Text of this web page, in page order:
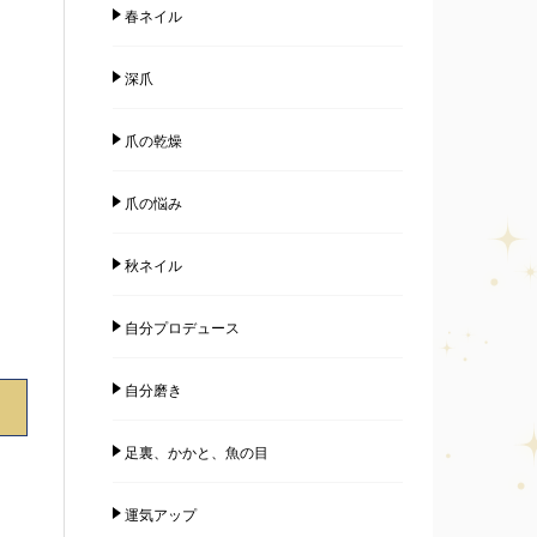
春ネイル
深爪
爪の乾燥
爪の悩み
秋ネイル
自分プロデュース
自分磨き
足裏、かかと、魚の目
運気アップ